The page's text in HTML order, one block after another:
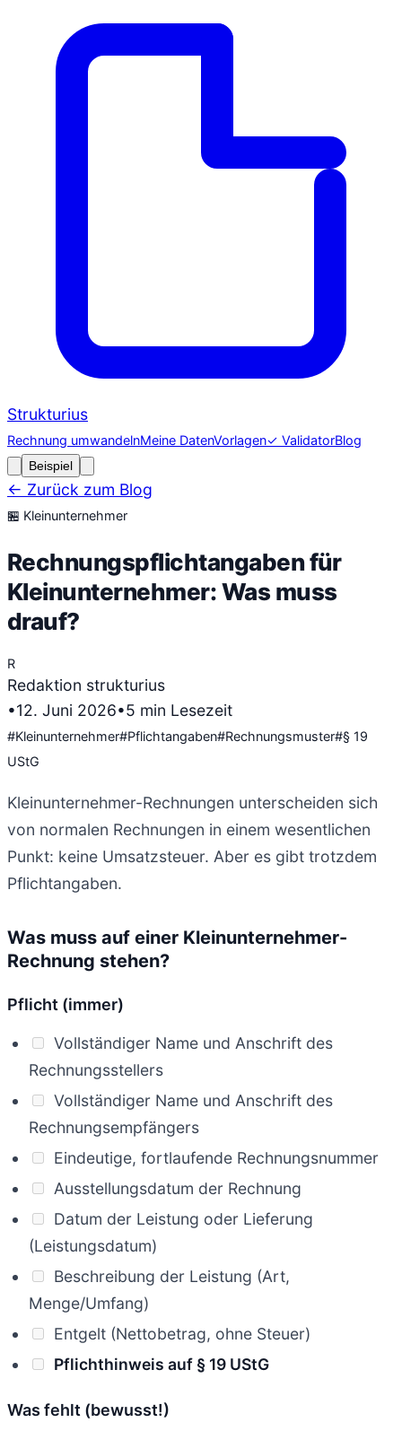
Strukturius
Rechnung umwandelnMeine DatenVorlagen✓ ValidatorBlog
Beispiel
← Zurück zum Blog
🏪 Kleinunternehmer
Rechnungspflichtangaben für
Kleinunternehmer: Was muss
drauf?
R
Redaktion strukturius
•12. Juni 2026•5 min Lesezeit
#Kleinunternehmer#Pflichtangaben#Rechnungsmuster#§ 19
UStG
Kleinunternehmer-Rechnungen unterscheiden sich
von normalen Rechnungen in einem wesentlichen
Punkt: keine Umsatzsteuer. Aber es gibt trotzdem
Pflichtangaben.
Was muss auf einer Kleinunternehmer-
Rechnung stehen?
Pflicht (immer)
Vollständiger Name und Anschrift des
Rechnungsstellers
Vollständiger Name und Anschrift des
Rechnungsempfängers
Eindeutige, fortlaufende Rechnungsnummer
Ausstellungsdatum der Rechnung
Datum der Leistung oder Lieferung
(Leistungsdatum)
Beschreibung der Leistung (Art,
Menge/Umfang)
Entgelt (Nettobetrag, ohne Steuer)
Pflichthinweis auf § 19 UStG
Was fehlt (bewusst!)